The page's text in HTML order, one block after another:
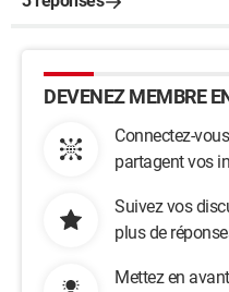
DEVENEZ MEMBRE
Connectez-
partagent vos
Suivez vos
plus de
Mettez en